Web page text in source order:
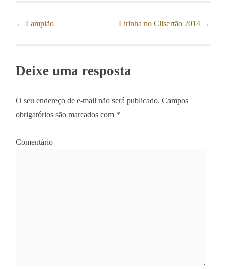
Post navigation
← Lampião Lirinha no Clisertão 2014 →
Deixe uma resposta
O seu endereço de e-mail não será publicado. Campos
obrigatórios são marcados com *
Comentário